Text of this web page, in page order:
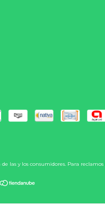
de las y los consumidores. Para reclamos